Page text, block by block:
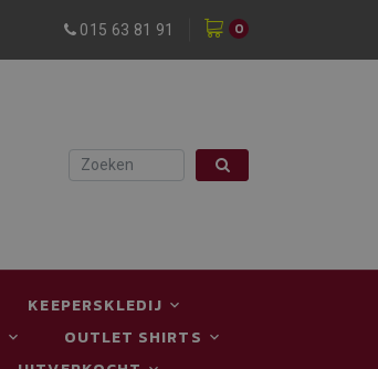
015 63 81 91 0
KEEPERSKLEDIJ
OUTLET SHIRTS